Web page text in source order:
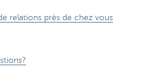
relations près de chez vous